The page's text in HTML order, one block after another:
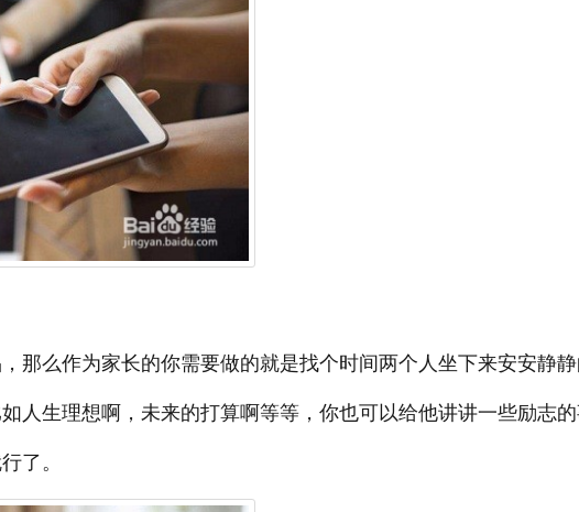
那么作为家长的你需要做的就是找个时间两个人坐下来安安静
人生理想啊，未来的打算啊等等，你也可以给他讲讲一些励志
了。